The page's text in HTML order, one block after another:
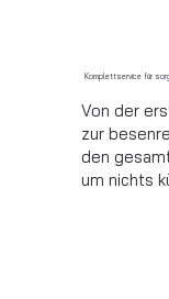
Komplettservice für
Von der
zur
den
um nichts